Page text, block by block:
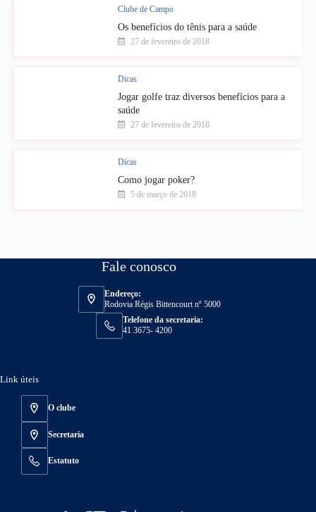
Clube de Campo
Os benefícios do tênis para a saúde
27 de fevereiro de 2018
Dicas
Jogar golfe traz diversos benefícios para a
saúde
27 de fevereiro de 2018
Dicas
Como jogar poker?
5 de março de 2018
Fale conosco
Endereço:
Rodovia Régis Bittencourt nº 5000
Telefone da secretaria:
41 3675- 4200
Link úteis
O clube
Secretaria
Estatuto